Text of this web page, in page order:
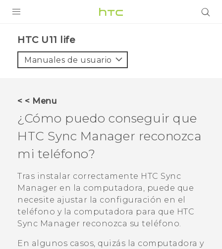
VIVE
VIVERSE
AYUDA
HTC Devices & Accessories
Video Tutorials
HTC U11 life‎
Manuales de usuario
< < Menu
¿Cómo puedo conseguir que
HTC Sync Manager reconozca
mi teléfono?
Tras instalar correctamente HTC Sync
Manager en la computadora, puede que
necesite ajustar la configuración en el
teléfono y la computadora para que HTC
Sync Manager reconozca su teléfono.
En algunos casos, quizás la computadora y